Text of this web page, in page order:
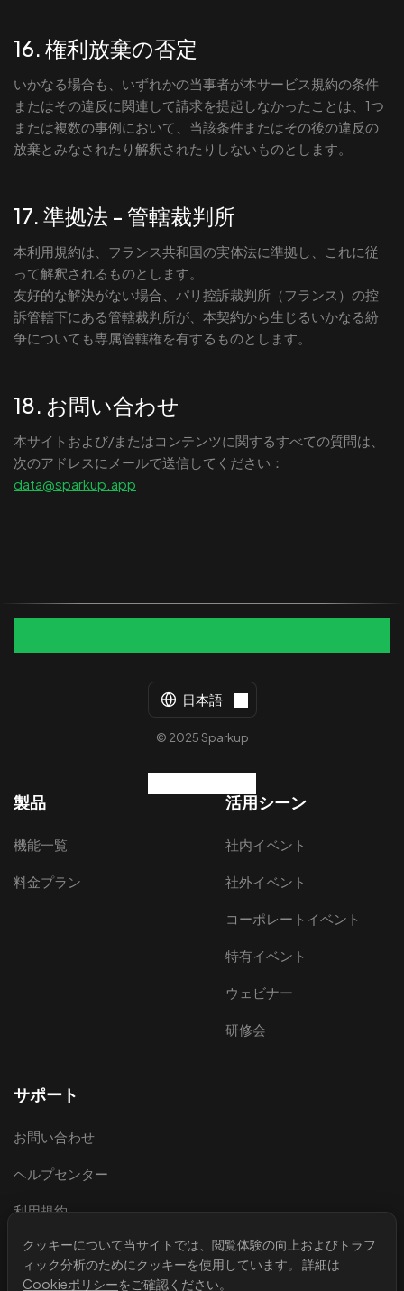
16. 権利放棄の否定
いかなる場合も、いずれかの当事者が本サービス規約の条件
またはその違反に関連して請求を提起しなかったことは、1つ
または複数の事例において、当該条件またはその後の違反の
放棄とみなされたり解釈されたりしないものとします。
17. 準拠法 - 管轄裁判所
本利用規約は、フランス共和国の実体法に準拠し、これに従
って解釈されるものとします。
友好的な解決がない場合、パリ控訴裁判所（フランス）の控
訴管轄下にある管轄裁判所が、本契約から生じるいかなる紛
争についても専属管轄権を有するものとします。
18. お問い合わせ
本サイトおよび/またはコンテンツに関するすべての質問は、
次のアドレスにメールで送信してください：
data@sparkup.app
日本語
© 2025 Sparkup
製品
機能一覧
料金プラン
活用シーン
社内イベント
社外イベント
コーポレートイベント
特有イベント
ウェビナー
研修会
サポート
お問い合わせ
ヘルプセンター
利用規約
プライバシーポリシー
法的情報
クッキーについて当サイトでは、閲覧体験の向上およびトラフ
ィック分析のためにクッキーを使用しています。 詳細は
Cookieポリシーをご確認ください。